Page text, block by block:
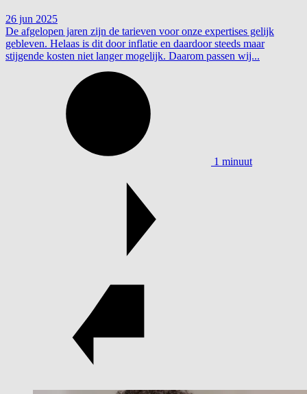
26 jun 2025
De afgelopen jaren zijn de tarieven voor onze expertises gelijk
gebleven. Helaas is dit door inflatie en daardoor steeds maar
stijgende kosten niet langer mogelijk. Daarom passen wij...
1 minuut